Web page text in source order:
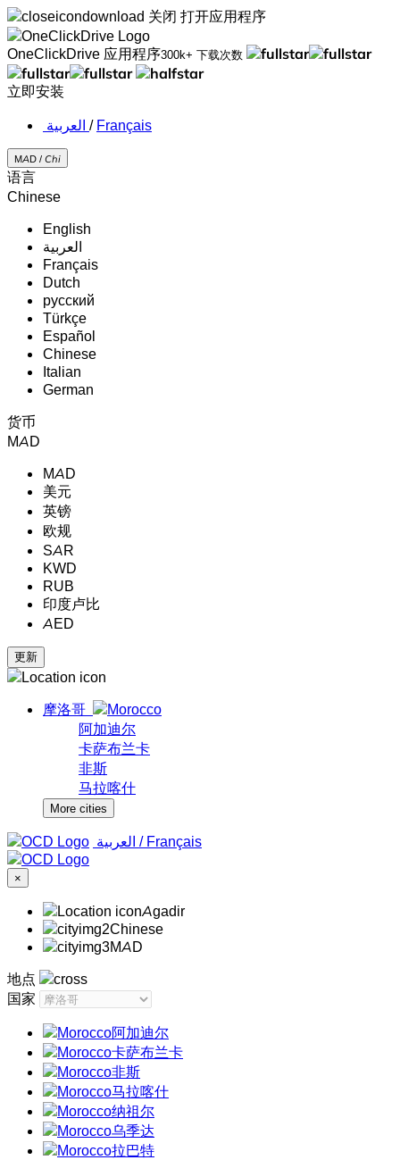
关闭 打开应用程序
OneClickDrive 应用程序300k+ 下载次数
立即安装
‏العربية ‏ / Français
MAD / Chi
语言
Chinese
English
‏العربية‏
Français
Dutch
русский
Türkçe
Español
Chinese
Italian
German
货币
MAD
MAD
美元
英镑
欧规
SAR
KWD
RUB
印度卢比
AED
摩洛哥
阿加迪尔
卡萨布兰卡
非斯
马拉喀什
More cities
‏العربية ‏ / Français
×
Agadir
Chinese
MAD
地点
国家
阿加迪尔
卡萨布兰卡
非斯
马拉喀什
纳祖尔
乌季达
拉巴特